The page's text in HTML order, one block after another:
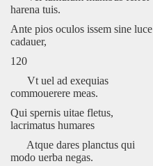
harena tuis.
Ante pios oculos issem sine luce
cadauer,
120
Vt uel ad exequias
commouerere meas.
Qui spernis uitae fletus,
lacrimatus humares
Atque dares planctus qui
modo uerba negas.